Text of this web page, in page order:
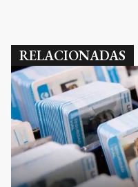
RELACIONADAS